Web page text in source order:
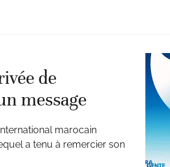
de
message
marocain
a tenu à remercier son